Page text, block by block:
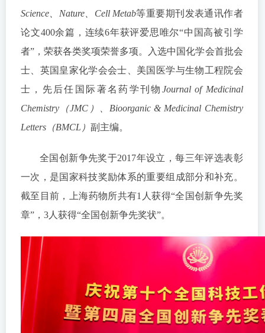
Science、Nature、Cell Metab等重要期刊发表通讯作者
论文400余篇，连续6年获评爱思唯尔“中国高被引学
者”，荣获各类奖项荣誉多项。入选中国化学会首批会
士、英国皇家化学会会士、美国医学与生物工程院会
士，先后任国际著名药学刊物 Journal of Medicinal
Chemistry（JMC）、Bioorganic & Medicinal Chemistry
Letters（BMCL） 副主编。
全国创新争先奖于2017年设立，每三年评选表彰
一次，是国家科技奖励体系的重要组成部分和补充。
截至目前，上海药物所共有1人获得“全国创新争先奖
章”，3人获得“全国创新争先奖状”。